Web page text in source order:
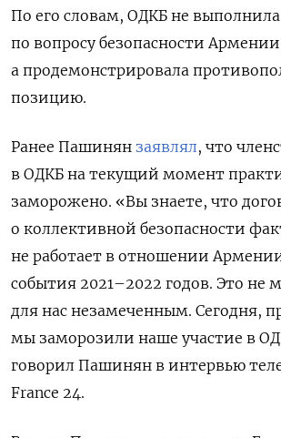
По его словам, ОДКБ не выполнила
по вопросу безопасности
а продемонстрировала
позицию.
Ранее Пашинян заявлял, что
в ОДКБ на текущий момент
заморожено. «Вы знаете, что
о коллективной безопасности
не работает в отношении
события 2021–2022 годов. Это не
для нас незамеченным. Сегодня,
мы заморозили наше участие в
говорил Пашинян в интервью
France 24.